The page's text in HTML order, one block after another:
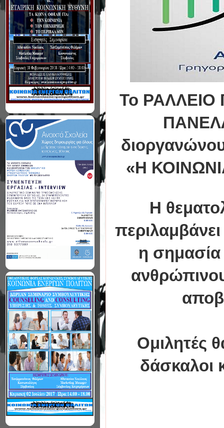
Το ΡΑΛΛΕΙΟ
«Η
Η
η σημασία
Ομιλητές
δάσκαλοι